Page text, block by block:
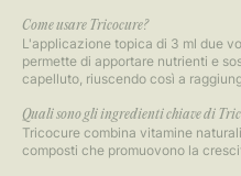
Come usare Tricocure?
L'applicazione topica di 3 ml due
permette di apportare nutrienti e
capelluto, riuscendo così a
Quali sono gli ingredienti chiave di
Tricocure combina vitamine
composti che promuovono la